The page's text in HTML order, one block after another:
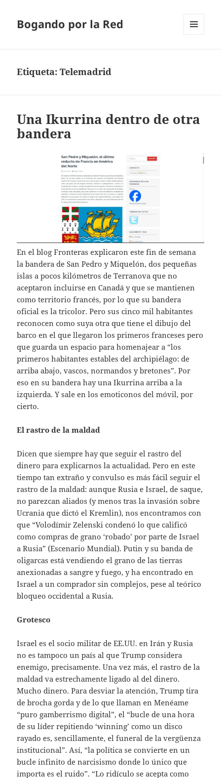
Bogando por la Red
Etiqueta:Telemadrid
Una Ikurrina dentro de otra
bandera
En el blog Fronteras explicaron este fin de semana
la bandera de San Pedro y Miquelón, dos pequeñas
islas a pocos kilómetros de Terranova que no
aceptaron incluirse en Canadá y que se mantienen
como territorio francés, por lo que su bandera
oficial es la tricolor. Pero sus cinco mil habitantes
reconocen como suya otra que tiene el dibujo del
barco en el que llegaron los primeros franceses pero
que guarda un espacio para homenajear a “los
primeros habitantes estables del archipiélago: de
arriba abajo, vascos, normandos y bretones”. Por
eso en su bandera hay una Ikurrina arriba a la
izquierda. Y sale en los emoticonos del móvil, por
cierto.
El rastro de la maldad
Dicen que siempre hay que seguir el rastro del
dinero para explicarnos la actualidad. Pero en este
tiempo tan extraño y convulso es más fácil seguir el
rastro de la maldad: aunque Rusia e Israel, de saque,
no parezcan aliados (y menos tras la invasión sobre
Ucrania que dictó el Kremlin), nos encontramos con
que “Volodímir Zelenski condenó lo que calificó
como compras de grano ‘robado’ por parte de Israel
a Rusia” (Escenario Mundial). Putin y su banda de
oligarcas está vendiendo el grano de las tierras
anexionadas a sangre y fuego, y ha encontrado en
Israel a un comprador sin complejos, pese al teórico
bloqueo occidental a Rusia.
Grotesco
Israel es el socio militar de EE.UU. en Irán y Rusia
no es tampoco un país al que Trump considera
enemigo, precisamente. Una vez más, el rastro de la
maldad va estrechamente ligado al del dinero.
Mucho dinero. Para desviar la atención, Trump tira
de brocha gorda y de lo que llaman en Menéame
“puro gamberrismo digital”, el “bucle de una hora
de su líder repitiendo ‘winning’ como un disco
rayado es, sencillamente, el funeral de la vergüenza
institucional”. Así, “la política se convierte en un
bucle infinito de narcisismo donde lo único que
importa es el ruido”. “Lo ridículo se acepta como